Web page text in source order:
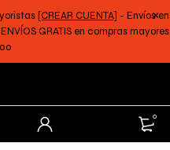
[CREAR CUENTA] - Envíos en
GRATIS en compras mayores
0